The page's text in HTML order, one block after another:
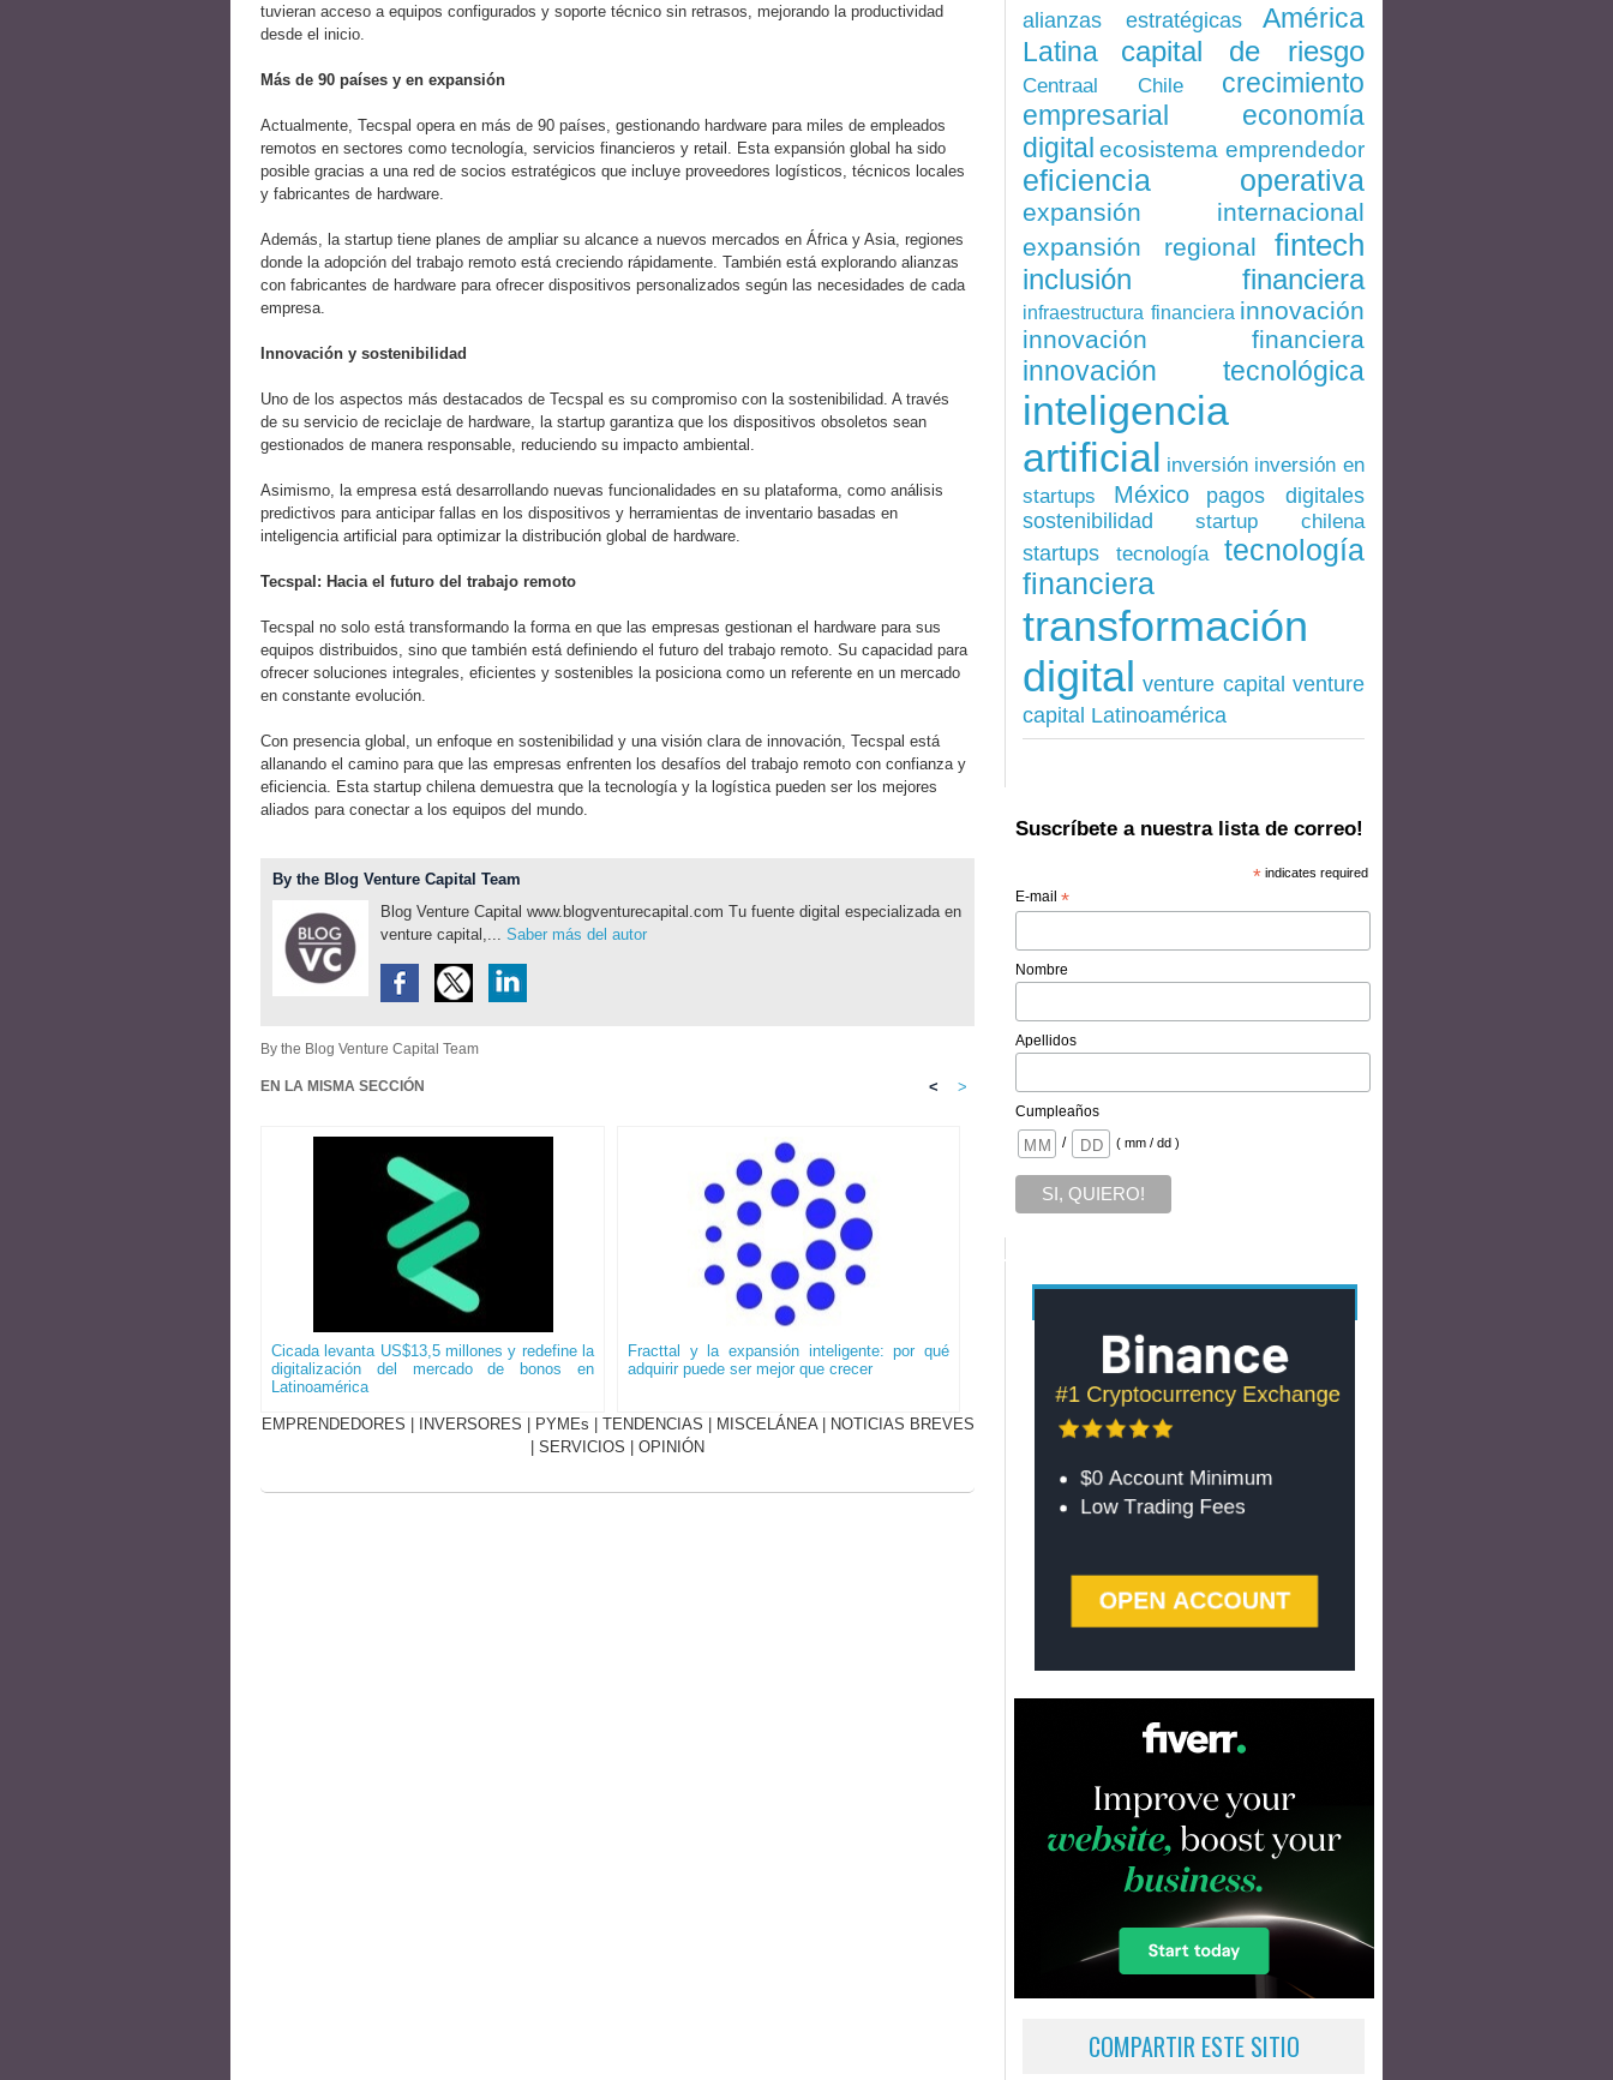
tuvieran acceso a equipos configurados y soporte técnico sin retrasos, mejorando la productividad
desde el inicio.
Más de 90 países y en expansión
Actualmente, Tecspal opera en más de 90 países, gestionando hardware para miles de empleados
remotos en sectores como tecnología, servicios financieros y retail. Esta expansión global ha sido
posible gracias a una red de socios estratégicos que incluye proveedores logísticos, técnicos locales
y fabricantes de hardware.
Además, la startup tiene planes de ampliar su alcance a nuevos mercados en África y Asia, regiones
donde la adopción del trabajo remoto está creciendo rápidamente. También está explorando alianzas
con fabricantes de hardware para ofrecer dispositivos personalizados según las necesidades de cada
empresa.
Innovación y sostenibilidad
Uno de los aspectos más destacados de Tecspal es su compromiso con la sostenibilidad. A través
de su servicio de reciclaje de hardware, la startup garantiza que los dispositivos obsoletos sean
gestionados de manera responsable, reduciendo su impacto ambiental.
Asimismo, la empresa está desarrollando nuevas funcionalidades en su plataforma, como análisis
predictivos para anticipar fallas en los dispositivos y herramientas de inventario basadas en
inteligencia artificial para optimizar la distribución global de hardware.
Tecspal: Hacia el futuro del trabajo remoto
Tecspal no solo está transformando la forma en que las empresas gestionan el hardware para sus
equipos distribuidos, sino que también está definiendo el futuro del trabajo remoto. Su capacidad para
ofrecer soluciones integrales, eficientes y sostenibles la posiciona como un referente en un mercado
en constante evolución.
Con presencia global, un enfoque en sostenibilidad y una visión clara de innovación, Tecspal está
allanando el camino para que las empresas enfrenten los desafíos del trabajo remoto con confianza y
eficiencia. Esta startup chilena demuestra que la tecnología y la logística pueden ser los mejores
aliados para conectar a los equipos del mundo.
By the Blog Venture Capital Team
Blog Venture Capital www.blogventurecapital.com Tu fuente digital especializada en
venture capital,... Saber más del autor
By the Blog Venture Capital Team
EN LA MISMA SECCIÓN < >
Cicada levanta US$13,5 millones y redefine la
digitalización del mercado de bonos en
Latinoamérica
Fracttal y la expansión inteligente: por qué
adquirir puede ser mejor que crecer
EMPRENDEDORES INVERSORES PYMEs TENDENCIAS MISCELÁNEA
NOTICIAS BREVES
SERVICIOS OPINIÓN
alianzas estratégicas
América
Latina
capital de riesgo
Centraal Chile
crecimiento
empresarial
economía
digital ecosistema emprendedor
eficiencia operativa
expansión internacional
expansión regional
fintech
inclusión financiera
infraestructura financiera innovación
innovación financiera
innovación tecnológica
inteligencia
artificial inversión inversión en
startups
México pagos digitales
sostenibilidad startup chilena
startups tecnología
tecnología
financiera
transformación
digital venture capital venture
capital Latinoamérica
Suscríbete a nuestra lista de correo!
*indicates required
E-mail*
Nombre
Apellidos
Cumpleaños
/
( mm / dd )
COMPARTIR ESTE SITIO